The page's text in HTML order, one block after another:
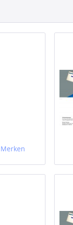
Merken